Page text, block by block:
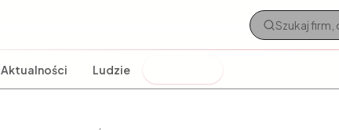
Aktualności Ludzie